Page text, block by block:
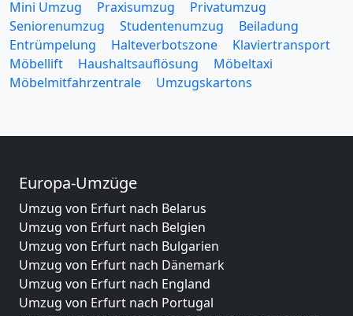
Mini Umzug
Praxisumzug
Privatumzug
Seniorenumzug
Studentenumzug
Beiladung
Entrümpelung
Halteverbotszone
Klaviertransport
Möbellift
Haushaltsauflösung
Möbeltaxi
Möbelmitfahrzentrale
Umzugskartons
Europa-Umzüge
Umzug von Erfurt nach Belarus
Umzug von Erfurt nach Belgien
Umzug von Erfurt nach Bulgarien
Umzug von Erfurt nach Dänemark
Umzug von Erfurt nach England
Umzug von Erfurt nach Portugal